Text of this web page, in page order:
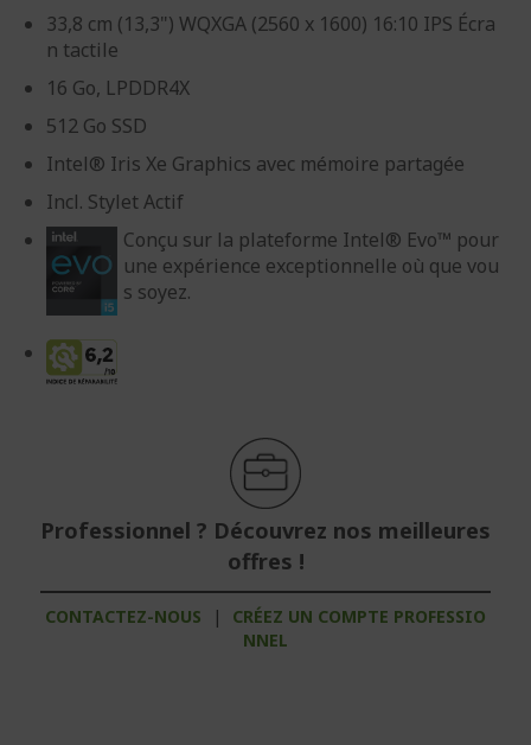
33,8 cm (13,3") WQXGA (2560 x 1600) 16:10 IPS Écra
n tactile
16 Go, LPDDR4X
512 Go SSD
Intel® Iris Xe Graphics avec mémoire partagée
Incl. Stylet Actif
Conçu sur la plateforme Intel® Evo™ pour
une expérience exceptionnelle où que vou
s soyez.
Professionnel ? Découvrez nos meilleures
offres !
CONTACTEZ-NOUS |
CRÉEZ UN COMPTE PROFESSIO
NNEL